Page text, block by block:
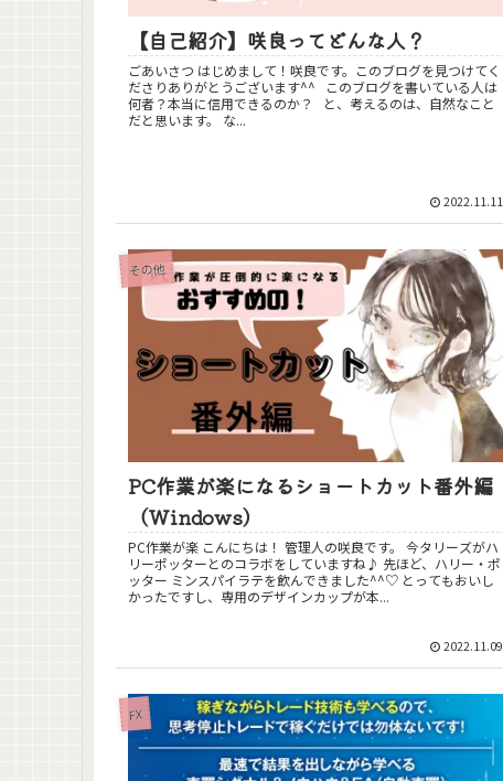
【自己紹介】咲良ってどんな人？
ごあいさつ はじめまして！咲良です。このブログを見つけてく
ださりありがとうございます^^ このブログを書いている人は
何者？本当に信用できるのか？ と、考えるのは、自然なこと
だと思います。 な...
2022.11.11
その他
PC作業が楽になるショートカット番外編
（Windows）
PC作業が楽 こんにちは！ 管理人の咲良です。 今タリーズがハ
リーポッターとのコラボをしていますね♪ 先ほど、ハリー・ポ
ッター ミンスパイラテを飲んできました^^♡ とってもおいし
かったですし、専用のデザインカップが本...
2022.11.09
FX